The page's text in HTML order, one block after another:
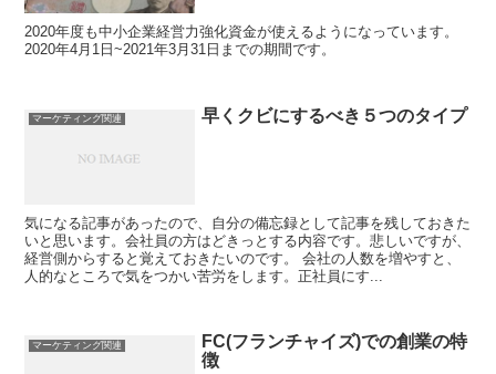
2020年度も中小企業経営力強化資金が使えるようになっています。
2020年4月1日~2021年3月31日までの期間です。
マーケティング関連 早くクビにするべき５つのタイプ
気になる記事があったので、自分の備忘録として記事を残しておきた
いと思います。会社員の方はどきっとする内容です。悲しいですが、
経営側からすると覚えておきたいのです。 会社の人数を増やすと、
人的なところで気をつかい苦労をします。正社員にす...
マーケティング関連
FC(フランチャイズ)での創業の特
徴